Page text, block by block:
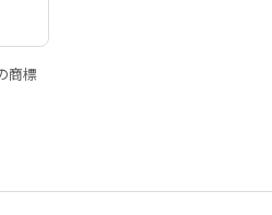
商標